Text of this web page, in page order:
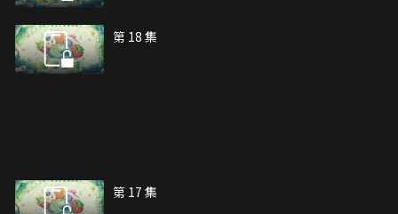
第 18 集
第 17 集